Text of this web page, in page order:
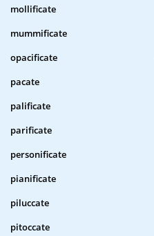
mollificate
mummificate
opacificate
pacate
palificate
parificate
personificate
pianificate
piluccate
pitoccate